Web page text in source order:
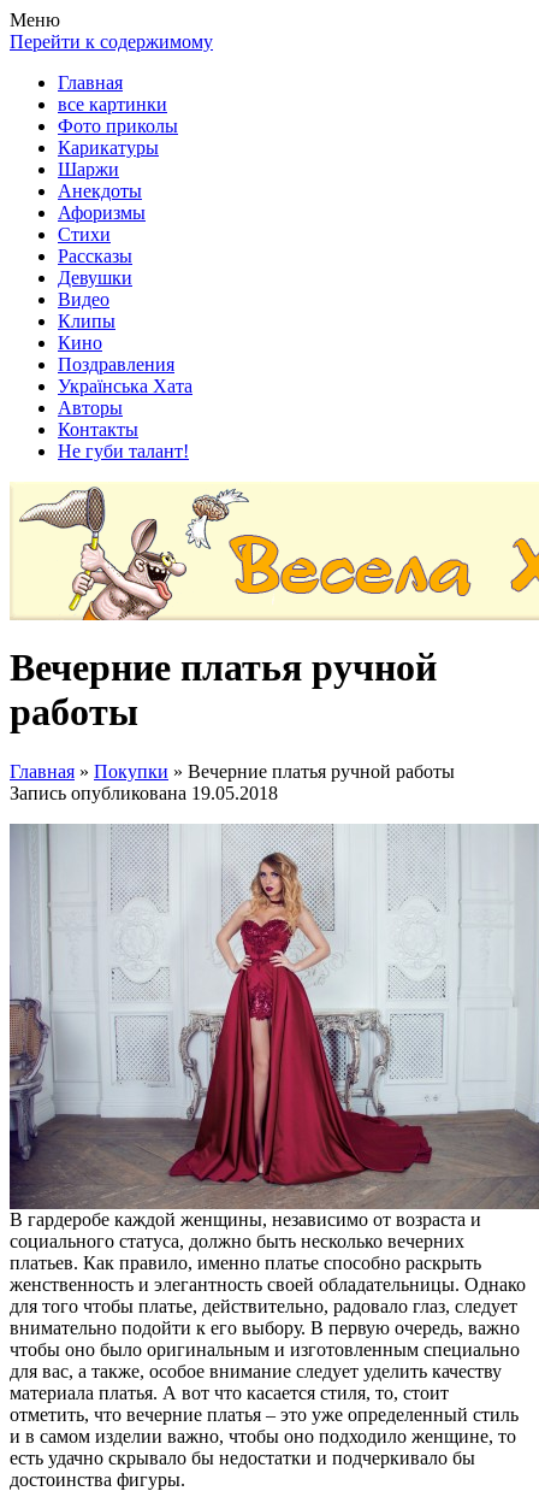
Весела хата — прикольные картинки, смешные истории,
клипы!
Покажем всем ваши фото приколы, карикатуры, шаржи, стихи,
рассказы, видео и песни!
Меню
Перейти к содержимому
Главная
все картинки
Фото приколы
Карикатуры
Шаржи
Анекдоты
Афоризмы
Стихи
Рассказы
Девушки
Видео
Клипы
Кино
Поздравления
Українська Хата
Авторы
Контакты
Не губи талант!
Вечерние платья ручной
работы
Главная » Покупки » Вечерние платья ручной работы
Запись опубликована 19.05.2018
В гардеробе каждой женщины, независимо от возраста и
социального статуса, должно быть несколько вечерних
платьев. Как правило, именно платье способно раскрыть
женственность и элегантность своей обладательницы. Однако
для того чтобы платье, действительно, радовало глаз, следует
внимательно подойти к его выбору. В первую очередь, важно
чтобы оно было оригинальным и изготовленным специально
для вас, а также, особое внимание следует уделить качеству
материала платья. А вот что касается стиля, то, стоит
отметить, что вечерние платья – это уже определенный стиль
и в самом изделии важно, чтобы оно подходило женщине, то
есть удачно скрывало бы недостатки и подчеркивало бы
достоинства фигуры.